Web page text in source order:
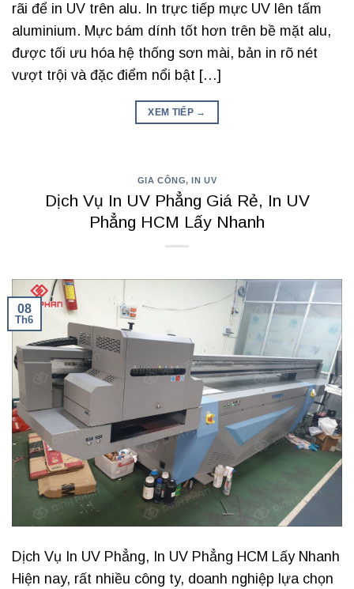
rãi để in UV trên alu. In trực tiếp mực UV lên tấm
aluminium. Mực bám dính tốt hơn trên bề mặt alu,
được tối ưu hóa hệ thống sơn mài, bản in rõ nét
vượt trội và đặc điểm nổi bật […]
XEM TIẾP →
GIA CÔNG,IN UV
Dịch Vụ In UV Phẳng Giá Rẻ, In UV
Phẳng HCM Lấy Nhanh
08
Th6
Dịch Vụ In UV Phẳng, In UV Phẳng HCM Lấy Nhanh
Hiện nay, rất nhiều công ty, doanh nghiệp lựa chọn